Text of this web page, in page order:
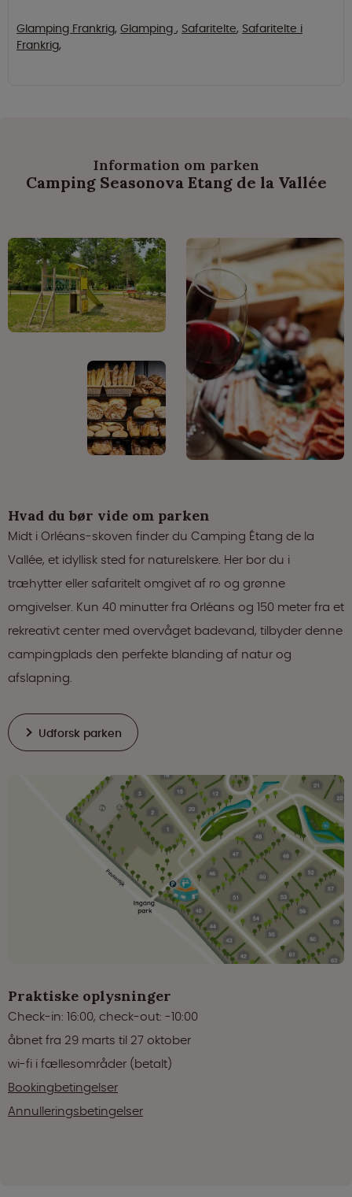
Glamping Frankrig, Glamping , Safaritelte, Safaritelte i
Frankrig,
Information om parken
Camping Seasonova Etang de la Vallée
Hvad du bør vide om parken
Midt i Orléans-skoven finder du Camping Étang de la
Vallée, et idyllisk sted for naturelskere. Her bor du i
træhytter eller safaritelt omgivet af ro og grønne
omgivelser. Kun 40 minutter fra Orléans og 150 meter fra et
rekreativt center med overvåget badevand, tilbyder denne
campingplads den perfekte blanding af natur og
afslapning.
Udforsk parken
Praktiske oplysninger
Check-in: 16:00, check-out: -10:00
åbnet fra 29 marts til 27 oktober
wi-fi i fællesområder (betalt)
Bookingbetingelser
Annulleringsbetingelser